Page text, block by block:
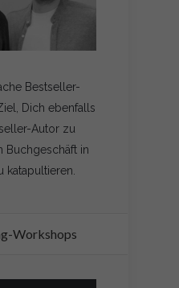
Bestseller-
Dich ebenfalls
Autor zu
Buchgeschäft in
katapultieren.
Workshops